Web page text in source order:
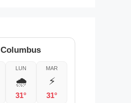
Columbus
LUN
🌧️
31°
MAR
⚡
31°